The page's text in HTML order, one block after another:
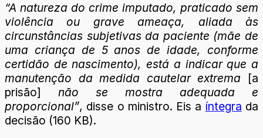
“A natureza do crime imputado, praticado sem
violência ou grave ameaça, aliada às
circunstâncias subjetivas da paciente (mãe de
uma criança de 5 anos de idade, conforme
certidão de nascimento), está a indicar que a
manutenção da medida cautelar extrema [a
prisão] não se mostra adequada e
proporcional”, disse o ministro. Eis a íntegra da
decisão (160 KB).